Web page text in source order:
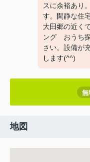
スに余裕あり
す。閑静な住
大田郷の近く
ング おうち
さい。設備が
します(^^)
無
地図